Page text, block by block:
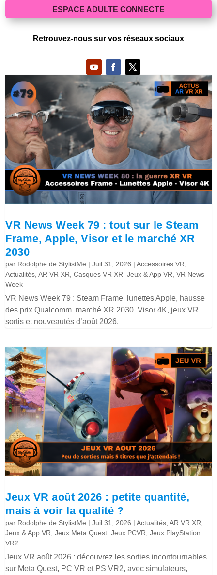
ESPACE ADULTE CONNECTE
Retrouvez-nous sur vos réseaux sociaux
VR News Week 79 : tout sur le Steam
Frame, Apple, Visor et le marché XR
2030
par Rodolphe de StylistMe |Juil 31, 2026 |Accessoires VR
Actualités ,AR VR XR ,Casques VR XR ,Jeux & App VR ,VR News
Week
VR News Week 79 : Steam Frame, lunettes Apple, hausse
des prix Qualcomm, marché XR 2030, Visor 4K, jeux VR
sortis et nouveautés d’août 2026.
Jeux VR août 2026 : petite quantité,
mais à voir la qualité ?
par Rodolphe de StylistMe |Juil 31, 2026 |Actualités ,AR VR XR
Jeux & App VR ,Jeux Meta Quest ,Jeux PCVR ,Jeux PlayStation
VR2
Jeux VR août 2026 : découvrez les sorties incontournables
sur Meta Quest, PC VR et PS VR2, avec simulateurs,